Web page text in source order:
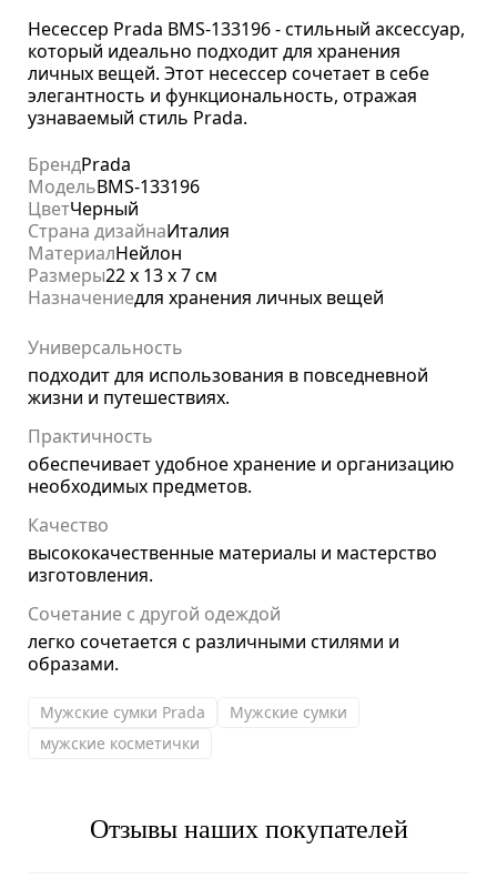
Несессер Prada BMS-133196 - стильный аксессуар,
который идеально подходит для хранения
личных вещей. Этот несессер сочетает в себе
элегантность и функциональность, отражая
узнаваемый стиль Prada.
БрендPrada
МодельBMS-133196
ЦветЧерный
Страна дизайнаИталия
МатериалНейлон
Размеры22 x 13 x 7 см
Назначениедля хранения личных вещей
Универсальность
подходит для использования в повседневной
жизни и путешествиях.
Практичность
обеспечивает удобное хранение и организацию
необходимых предметов.
Качество
высококачественные материалы и мастерство
изготовления.
Сочетание с другой одеждой
легко сочетается с различными стилями и
образами.
Мужские сумки Prada
Мужские сумки
мужские косметички
Отзывы наших покупателей